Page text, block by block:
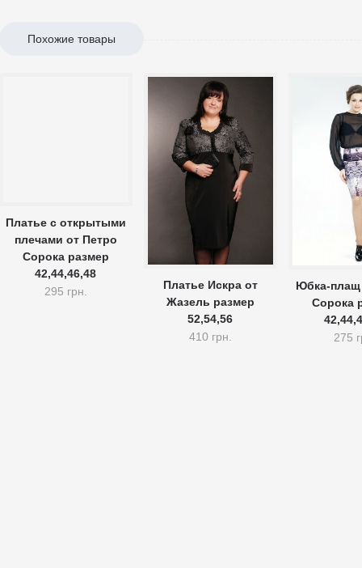
Похожие товары
Платье с открытыми
плечами от Петро
Сорока размер
42,44,46,48
295 грн.
Платье Искра от
Жазель размер
52,54,56
410 грн.
Юбка-плащ
Сорока
275